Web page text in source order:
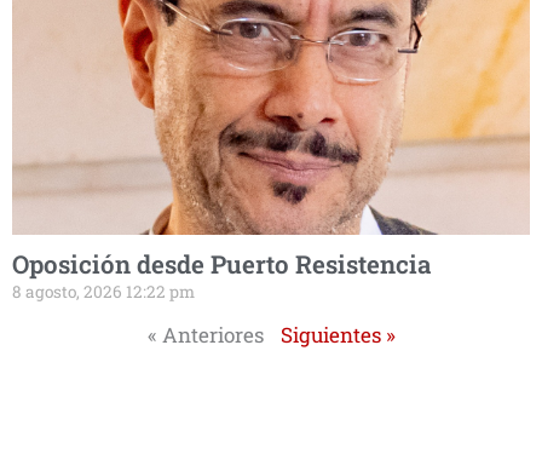
Oposición desde Puerto Resistencia
8 agosto, 2026 12:22 pm
« Anteriores Siguientes »